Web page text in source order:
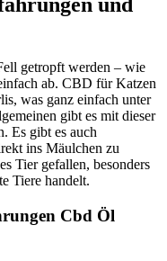
getropft werden – wie
ab. CBD für Katzen
was ganz einfach unter
gibt es mit dieser
Es gibt es auch
ins Mäulchen zu
Tier gefallen, besonders
Tiere handelt.
Cbd Öl